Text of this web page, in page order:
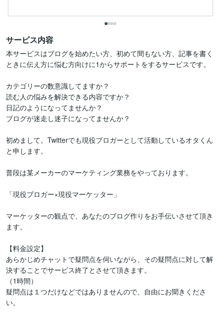
サービス内容
本サービスはブログを始めたい方、初めて間もない方、記事を書く
ときに伝え方に悩む方向けに1からサポートをするサービスです。
カテゴリーの数意識してますか？
読む人の悩みを解決できる内容ですか？
日記のようになってませんか？
ブログが迷走し迷子になってませんか？
初めまして。Twitterでも現役ブロガーとして活動しているオタくん
と申します。
普段は某メーカーのマーケティング業務をやっております。
「現役ブロガー×現役マーケッター」
マーケッターの観点で、あなたのブログ作りをお手伝いさせて頂き
ます。
【料金設定】
あらかじめチャットで疑問点を伺いながら、その疑問点に対して解
決することでサービス終了とさせて頂きます。
（1時間）
疑問点は１つだけなどではありませんので、自由にお聞きくださ
い。